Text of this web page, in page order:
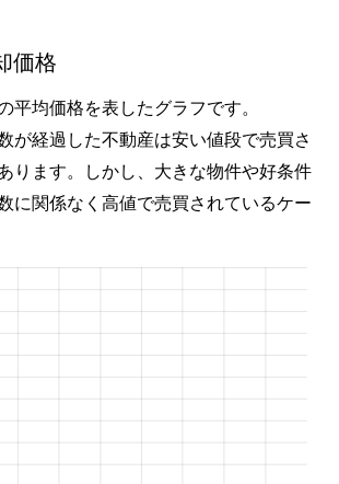
価格
平均価格を表したグラフです。
が経過した不動産は安い値段で売買さ
ります。しかし、大きな物件や好条件
に関係なく高値で売買されているケー